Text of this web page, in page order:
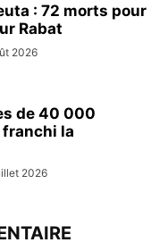
: 72 morts pour
Rabat
2026
de 40 000
la
2026